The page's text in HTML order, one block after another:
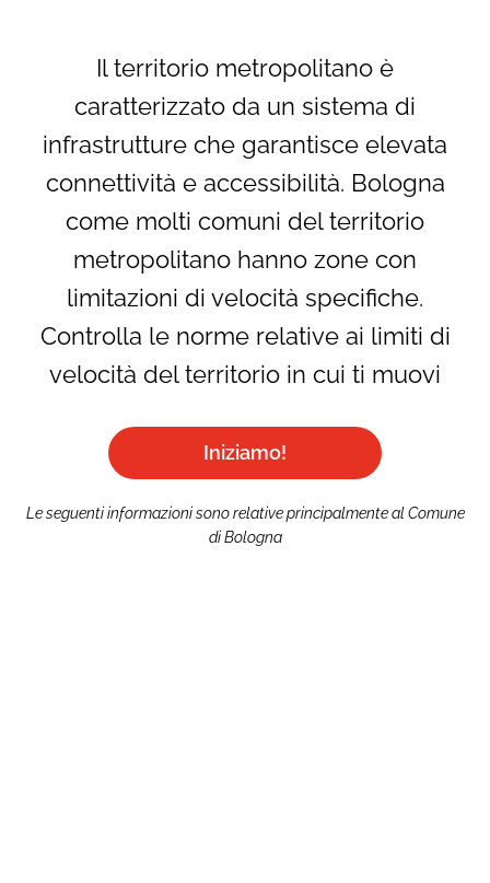
Il territorio metropolitano è
caratterizzato da un sistema di
infrastrutture che garantisce elevata
connettività e accessibilità. Bologna
come molti comuni del territorio
metropolitano hanno zone con
limitazioni di velocità specifiche.
Controlla le norme relative ai limiti di
velocità del territorio in cui ti muovi
Iniziamo!
Le seguenti informazioni sono relative principalmente al Comune
di Bologna